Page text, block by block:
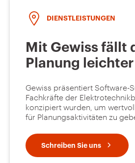
DIENSTLEISTUNGEN
Mit Gewiss fällt
Planung leichter
Gewiss präsentiert Software-
Fachkräfte der
konzipiert wurden, um
für Planungsaktivitäten zu
Schreiben Sie uns